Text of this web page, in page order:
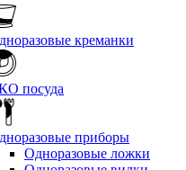
креманки
посуда
приборы
Одноразовые ложки